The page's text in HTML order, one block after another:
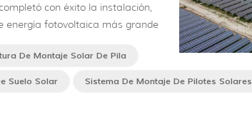
con éxito la instalación,
energía fotovoltaica más grande
Distirct, Tay Ninh Provincia,
de montaje solar de pilotes
De Montaje Solar De Pila
Suelo Solar Sistema De Montaje De Pilotes Solares